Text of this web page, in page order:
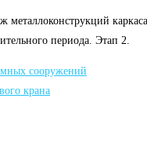
периода. Этап 2.
сооружений
крана